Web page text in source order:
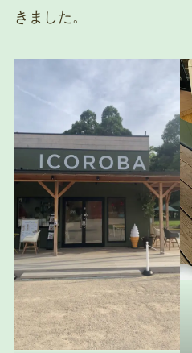
きました。